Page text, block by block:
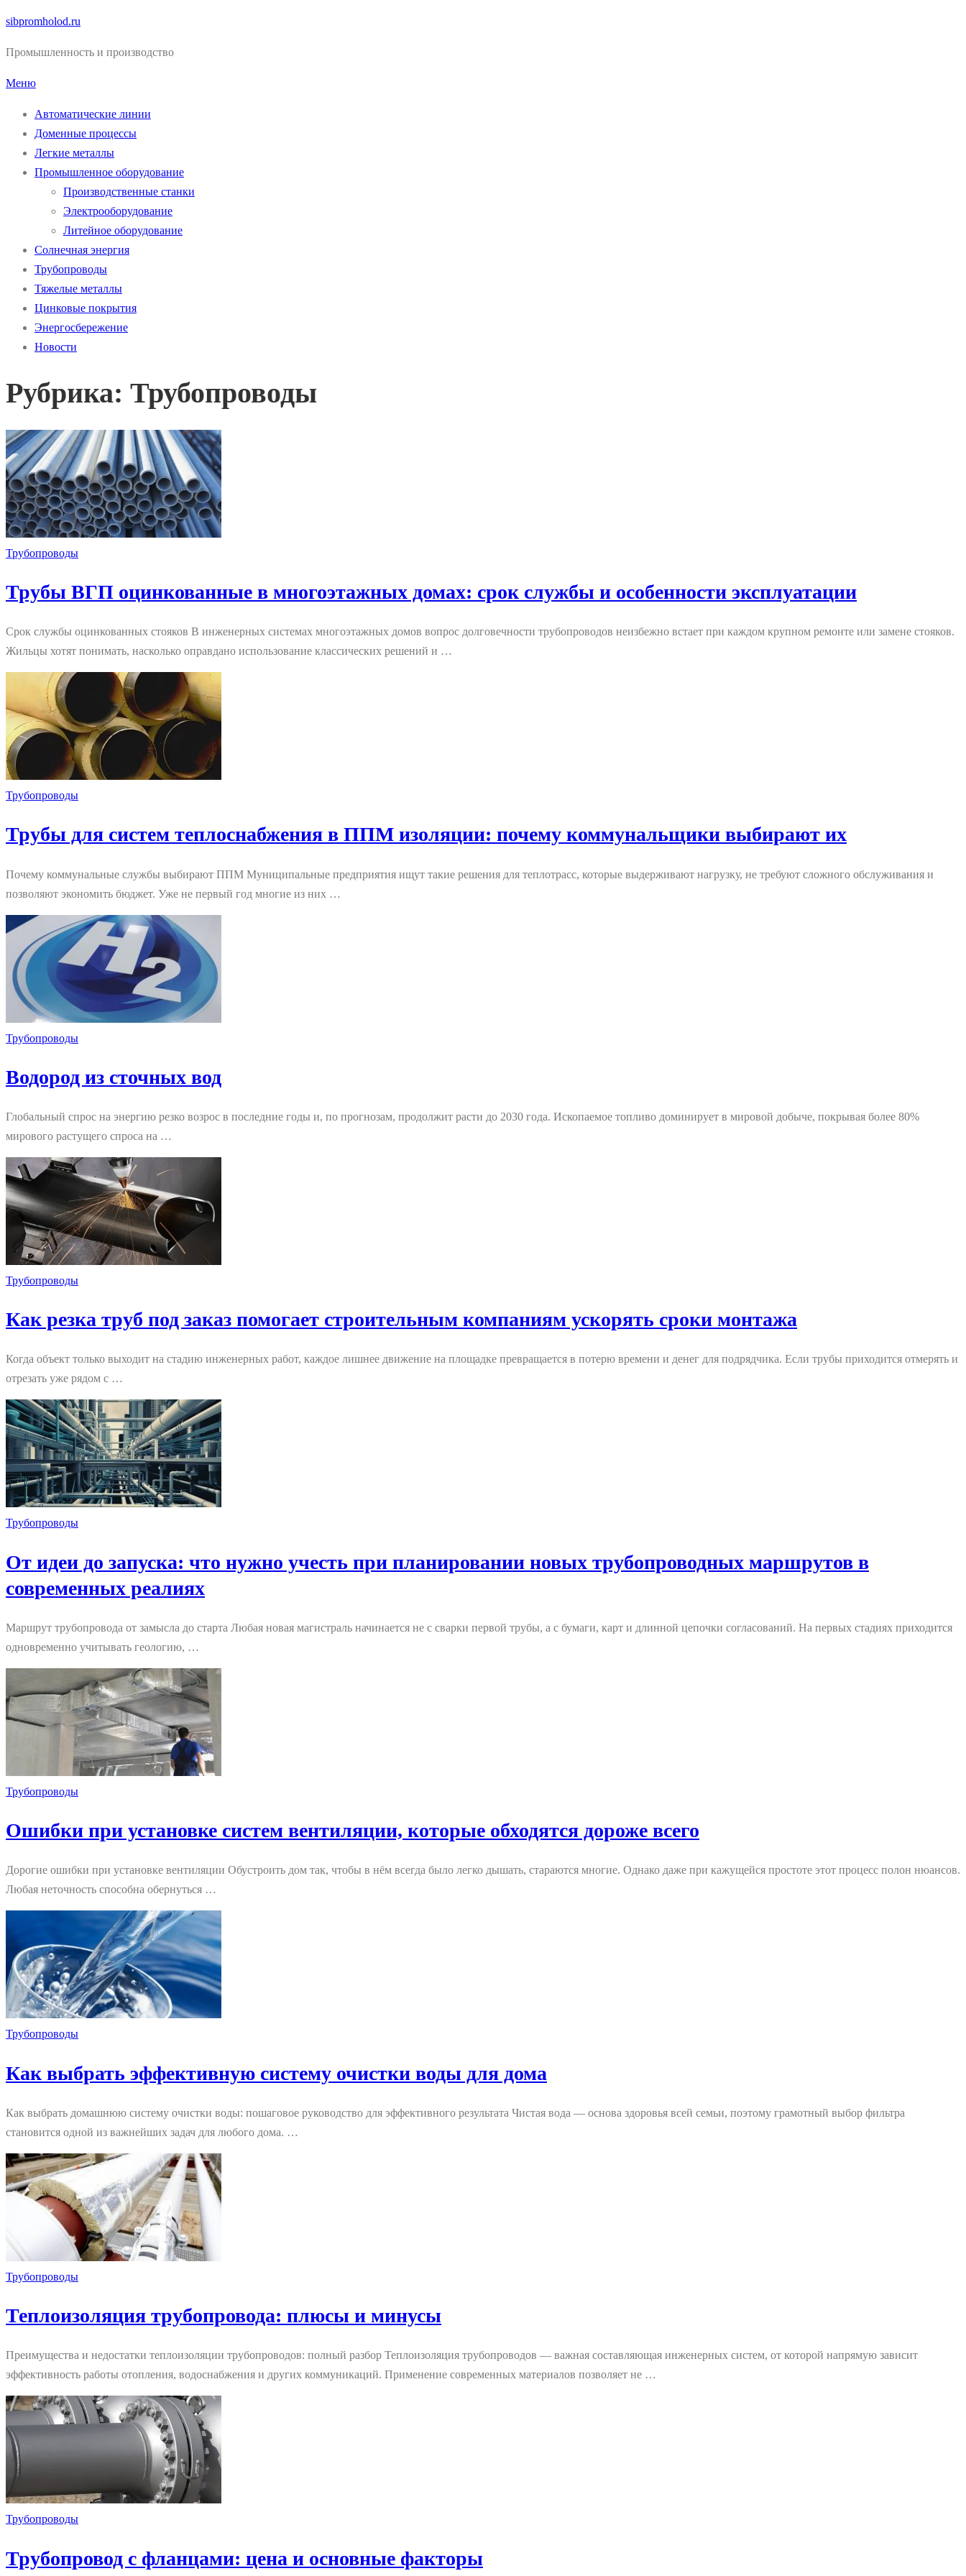
Перейти
содержимому
sibpromholod.ru
Промышленность и производство
Меню
Автоматические линии
Доменные процессы
Легкие металлы
Промышленное оборудование
Производственные станки
Электрооборудование
Литейное оборудование
Солнечная энергия
Трубопроводы
Тяжелые металлы
Цинковые покрытия
Энергосбережение
Новости
Рубрика: Трубопроводы
Трубопроводы
Трубы ВГП оцинкованные в многоэтажных домах: срок службы и особенности эксплуатации
Срок службы оцинкованных стояков В инженерных системах многоэтажных домов вопрос долговечности трубопроводов неизбежно встает при каждом крупном ремонте или замене стояков.
Жильцы хотят понимать, насколько оправдано использование классических решений и …
Трубопроводы
Трубы для систем теплоснабжения в ППМ изоляции: почему коммунальщики выбирают их
Почему коммунальные службы выбирают ППМ Муниципальные предприятия ищут такие решения для теплотрасс, которые выдерживают нагрузку, не требуют сложного обслуживания и
позволяют экономить бюджет. Уже не первый год многие из них …
Трубопроводы
Водород из сточных вод
Глобальный спрос на энергию резко возрос в последние годы и, по прогнозам, продолжит расти до 2030 года. Ископаемое топливо доминирует в мировой добыче, покрывая более 80%
мирового растущего спроса на …
Трубопроводы
Как резка труб под заказ помогает строительным компаниям ускорять сроки монтажа
Когда объект только выходит на стадию инженерных работ, каждое лишнее движение на площадке превращается в потерю времени и денег для подрядчика. Если трубы приходится отмерять и
отрезать уже рядом с …
Трубопроводы
От идеи до запуска: что нужно учесть при планировании новых трубопроводных маршрутов в
современных реалиях
Маршрут трубопровода от замысла до старта Любая новая магистраль начинается не с сварки первой трубы, а с бумаги, карт и длинной цепочки согласований. На первых стадиях приходится
одновременно учитывать геологию, …
Трубопроводы
Ошибки при установке систем вентиляции, которые обходятся дороже всего
Дорогие ошибки при установке вентиляции Обустроить дом так, чтобы в нём всегда было легко дышать, стараются многие. Однако даже при кажущейся простоте этот процесс полон нюансов.
Любая неточность способна обернуться …
Трубопроводы
Как выбрать эффективную систему очистки воды для дома
Как выбрать домашнюю систему очистки воды: пошаговое руководство для эффективного результата Чистая вода — основа здоровья всей семьи, поэтому грамотный выбор фильтра
становится одной из важнейших задач для любого дома. …
Трубопроводы
Теплоизоляция трубопровода: плюсы и минусы
Преимущества и недостатки теплоизоляции трубопроводов: полный разбор Теплоизоляция трубопроводов — важная составляющая инженерных систем, от которой напрямую зависит
эффективность работы отопления, водоснабжения и других коммуникаций. Применение современных материалов позволяет не …
Трубопроводы
Трубопровод с фланцами: цена и основные факторы